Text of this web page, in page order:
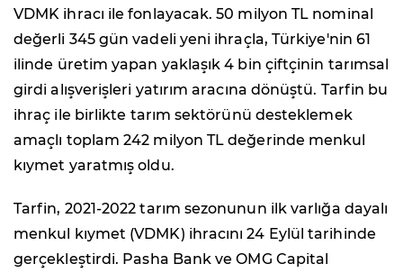
VDMK ihracı ile fonlayacak. 50 milyon TL nominal
değerli 345 gün vadeli yeni ihraçla, Türkiye'nin 61
ilinde üretim yapan yaklaşık 4 bin çiftçinin tarımsal
girdi alışverişleri yatırım aracına dönüştü. Tarfin bu
ihraç ile birlikte tarım sektörünü desteklemek
amaçlı toplam 242 milyon TL değerinde menkul
kıymet yaratmış oldu.
Tarfin, 2021-2022 tarım sezonunun ilk varlığa dayalı
menkul kıymet (VDMK) ihracını 24 Eylül tarihinde
gerçekleştirdi. Pasha Bank ve OMG Capital